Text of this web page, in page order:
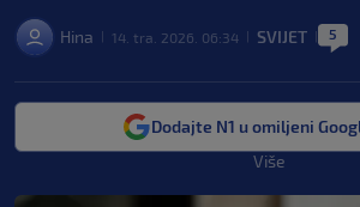
Hina 14. tra. 2026. 06:34 SVIJET 5
Dodajte N1 u omiljeni
Više